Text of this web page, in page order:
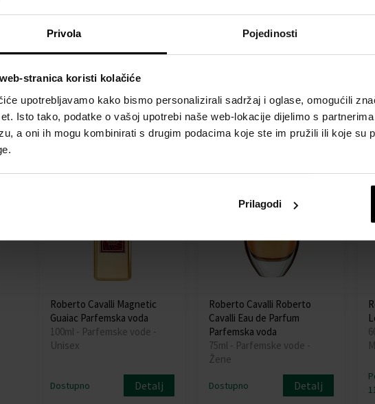
Privola Pojedinosti
stranica koristi kolačiće
upotrebljavamo kako bismo personalizirali sadržaj i oglase, omogućili
Isto tako, podatke o vašoj upotrebi naše web-lokacije dijelimo s
a oni ih mogu kombinirati s drugim podacima koje ste im pružili ili koje su
Prilagodi
100ml - Parfemske vode -
55,00 €
Od 50ml - do 100ml
od26,00 € do 51,00 €
Roberto Cavalli Magnetic
Guaiac Parfemska voda
100ml - Parfemske vode -
Unisex
Dostupno Detalj
Roberto Cavalli Roberto
Cavalli Eau de Parfum
Parfemska voda
75ml - Parfemske vode -
Žene
Dostupno Detalj